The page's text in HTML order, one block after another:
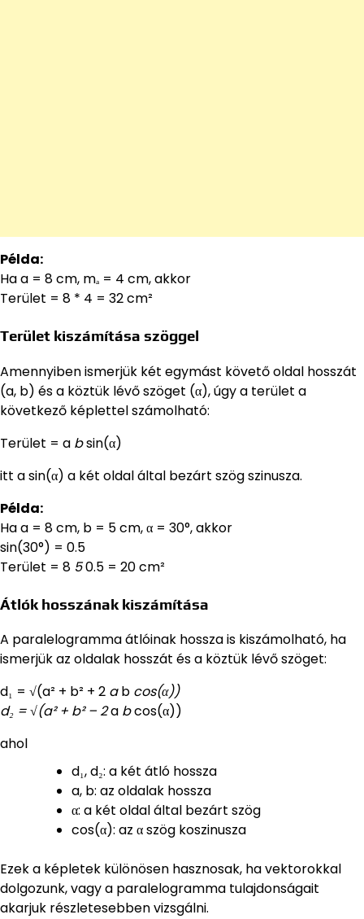
Példa:
Ha a = 8 cm, mₐ = 4 cm, akkor
Terület = 8 * 4 = 32 cm²
Terület kiszámítása szöggel
Amennyiben ismerjük két egymást követő oldal hosszát
(a, b) és a köztük lévő szöget (α), úgy a terület a
következő képlettel számolható:
Terület = a bsin(α)
itt a sin(α) a két oldal által bezárt szög szinusza.
Példa:
Ha a = 8 cm, b = 5 cm, α = 30°, akkor
sin(30°) = 0.5
Terület = 8 50.5 = 20 cm²
Átlók hosszának kiszámítása
A paralelogramma átlóinak hossza is kiszámolható, ha
ismerjük az oldalak hosszát és a köztük lévő szöget:
d₁ = √(a² + b² + 2 ab cos(α))
d₂ = √(a² + b² – 2a bcos(α))
ahol
d₁, d₂: a két átló hossza
a, b: az oldalak hossza
α: a két oldal által bezárt szög
cos(α): az α szög koszinusza
Ezek a képletek különösen hasznosak, ha vektorokkal
dolgozunk, vagy a paralelogramma tulajdonságait
akarjuk részletesebben vizsgálni.